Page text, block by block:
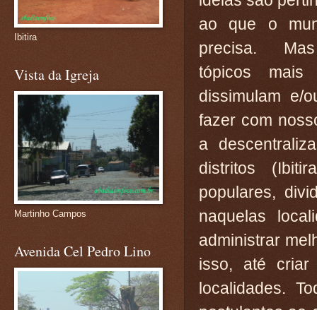
ao que o
precisa.
tópicos
dissimulam e/
fazer com
a
distritos
populares,
naquelas
administrar
isso, até criar
localidades.
Ibitira
Vista da Igreja
Martinho Campos
Avenida Cel Pedro Lino